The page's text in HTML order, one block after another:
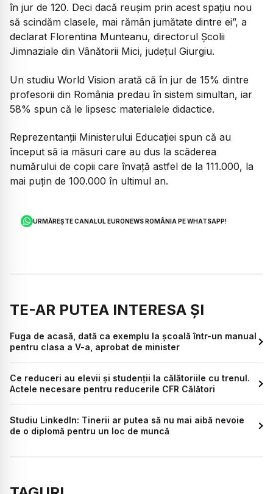
în jur de 120. Deci dacă reușim prin acest spațiu nou
să scindăm clasele, mai rămân jumătate dintre ei”, a
declarat Florentina Munteanu, directorul Școlii
Jimnaziale din Vânătorii Mici, județul Giurgiu.
Un studiu World Vision arată că în jur de 15% dintre
profesorii din România predau în sistem simultan, iar
58% spun că le lipsesc materialele didactice.
Reprezentanții Ministerului Educației spun că au
început să ia măsuri care au dus la scăderea
numărului de copii care învață astfel de la 111.000, la
mai puțin de 100.000 în ultimul an.
URMĂREȘTE CANALUL EURONEWS ROMÂNIA PE WHATSAPP!
TE-AR PUTEA INTERESA ȘI
Fuga de acasă, dată ca exemplu la școală într-un manual
pentru clasa a V-a, aprobat de minister
Ce reduceri au elevii și studenții la călătoriile cu trenul.
Actele necesare pentru reducerile CFR Călători
Studiu LinkedIn: Tinerii ar putea să nu mai aibă nevoie
de o diplomă pentru un loc de muncă